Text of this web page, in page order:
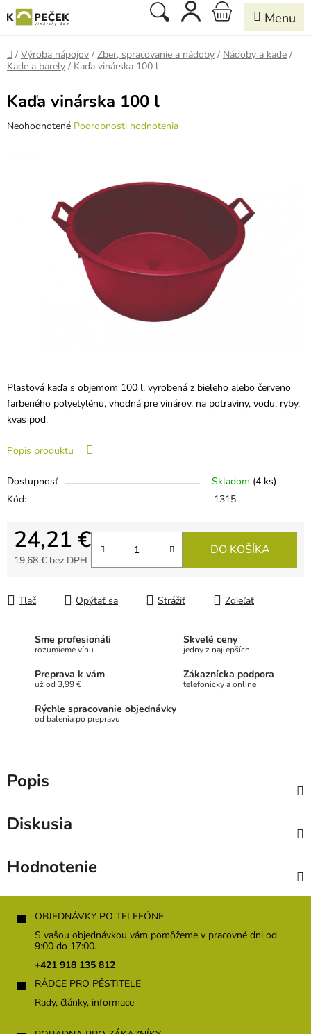
na
obsah
Hľadať
NÁKUPNÝ
KOŠÍK
Domov
/ Výroba nápojov / Zber, spracovanie a nádoby / Nádoby a kade /
Kade a barely / Kaďa vinárska 100 l
Plastová kaďa s objemom 100 l, vyrobená z bieleho alebo červeno
farbeného polyetylénu, vhodná pre vinárov, na potraviny, vodu, ryby,
kvas pod.
Popis produktu
Dostupnosť Skladom (4 ks)
Kód:
1315
24,21 €
19,68 € bez DPH
DO KOŠÍKA
Tlač Opýtať sa Strážiť Zdieľať
Kaďa vinárska 100 l
Priemerné
Neohodnotené Podrobnosti hodnotenia
Sme profesionáli
rozumieme vínu
Skvelé ceny
jedny z najlepších
Preprava k vám
už od 3,99 €
Zákaznícka podpora
telefonicky a online
Rýchle spracovanie objednávky
od balenia po prepravu
Popis
Diskusia
Hodnotenie
OBJEDNÁVKY PO TELEFÓNE
S vašou objednávkou vám pomôžeme v pracovné dni od
9:00 do 17:00.
+421 918 135 812
RÁDCE PRO PĚSTITELE
Rady, články, informace